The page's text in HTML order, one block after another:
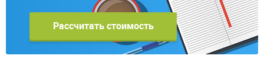
Рассчитать стоимость